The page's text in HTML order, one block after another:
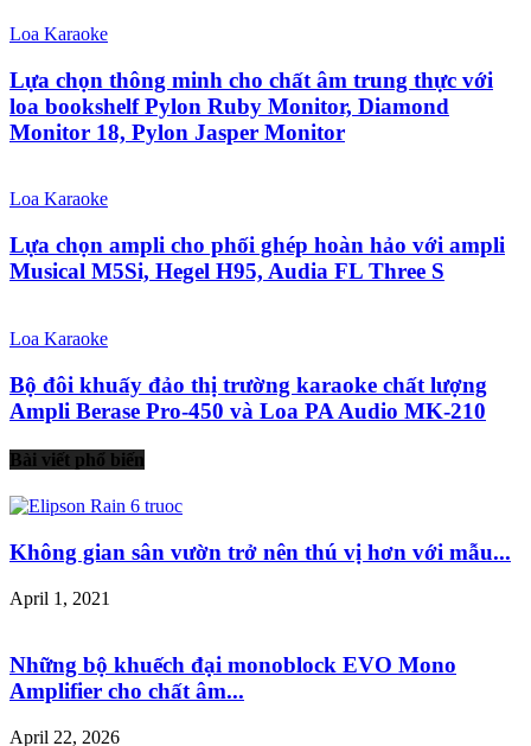
Loa Karaoke
Lựa chọn thông minh cho chất âm trung thực với
loa bookshelf Pylon Ruby Monitor, Diamond
Monitor 18, Pylon Jasper Monitor
Loa Karaoke
Lựa chọn ampli cho phối ghép hoàn hảo với ampli
Musical M5Si, Hegel H95, Audia FL Three S
Loa Karaoke
Bộ đôi khuấy đảo thị trường karaoke chất lượng
Ampli Berase Pro-450 và Loa PA Audio MK-210
Bài viết phổ biến
Không gian sân vườn trở nên thú vị hơn với mẫu...
April 1, 2021
Những bộ khuếch đại monoblock EVO Mono
Amplifier cho chất âm...
April 22, 2026